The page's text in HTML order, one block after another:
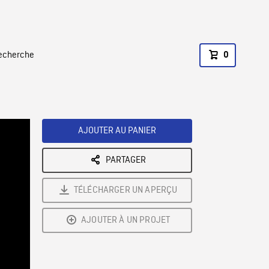
0
AJOUTER AU PANIER
PARTAGER
TÉLÉCHARGER UN APERÇU
AJOUTER À UN PROJET